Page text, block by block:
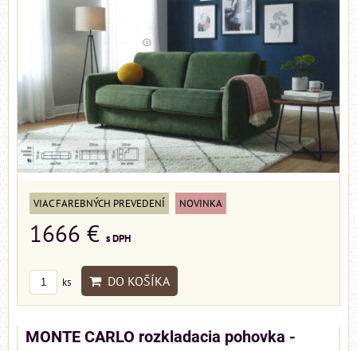
VIAC FAREBNÝCH PREVEDENÍ NOVINKA
1666 € s DPH
ks DO KOŠÍKA
MONTE CARLO rozkladacia pohovka -